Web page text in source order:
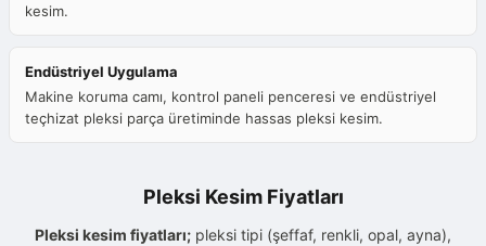
kesim.
Endüstriyel Uygulama
Makine koruma camı, kontrol paneli penceresi ve endüstriyel
teçhizat pleksi parça üretiminde hassas pleksi kesim.
Pleksi Kesim Fiyatları
Pleksi kesim fiyatları; pleksi tipi (şeffaf, renkli, opal, ayna),